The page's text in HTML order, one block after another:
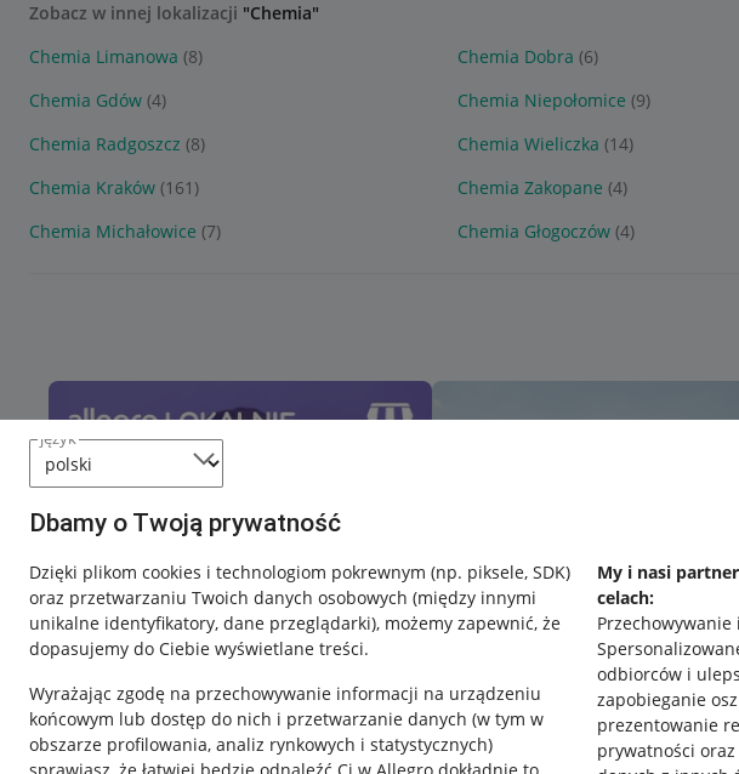
język
Dbamy o Twoją prywatność
Dzięki plikom cookies i technologiom pokrewnym (np. piksele, SDK)
oraz przetwarzaniu Twoich danych osobowych (między innymi
unikalne identyfikatory, dane przeglądarki), możemy zapewnić, że
dopasujemy do Ciebie wyświetlane treści.
Wyrażając zgodę na przechowywanie informacji na urządzeniu
końcowym lub dostęp do nich i przetwarzanie danych (w tym w
obszarze profilowania, analiz rynkowych i statystycznych)
My i nasi
celach:
odbiorców i
zapobieganie
prezentowanie
prywatności
Zobacz w innej lokalizacji "Chemia"
Chemia Limanowa (8) Chemia Dobra (6)
Chemia Gdów (4) Chemia Niepołomice (9)
Chemia Radgoszcz (8) Chemia Wieliczka (14)
Chemia Kraków (161) Chemia Zakopane (4)
Chemia Michałowice (7) Chemia Głogoczów (4)